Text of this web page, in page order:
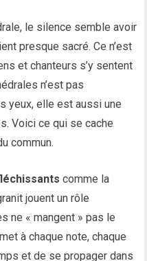
le silence semble avoir
presque sacré. Ce n’est
et chanteurs s’y sentent
n’est pas
yeux, elle est aussi une
Voici ce qui se cache
commun.
comme la
jouent un rôle
ne « mangent » pas le
à chaque note, chaque
et de se propager dans